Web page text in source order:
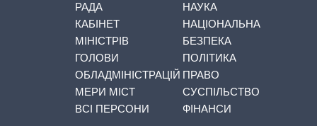
РАДА
КАБІНЕТ
МІНІСТРІВ
ГОЛОВИ
ОБЛАДМІНІСТРАЦІЙ
МЕРИ МІСТ
ВСІ ПЕРСОНИ
НАУКА
НАЦІОНАЛЬНА
БЕЗПЕКА
ПОЛІТИКА
ПРАВО
СУСПІЛЬСТВО
ФІНАНСИ